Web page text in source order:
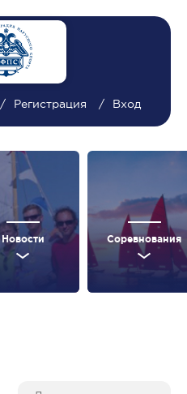
Регистрация Вход
Новости Соревнования